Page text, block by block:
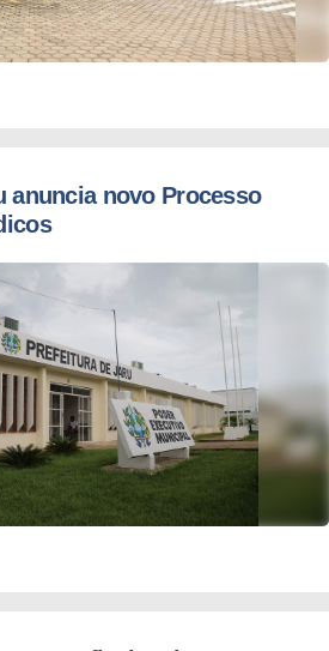
anuncia novo Processo